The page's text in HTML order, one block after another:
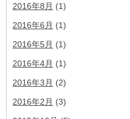
2016年8月 (1)
2016年6月 (1)
2016年5月 (1)
2016年4月 (1)
2016年3月 (2)
2016年2月 (3)